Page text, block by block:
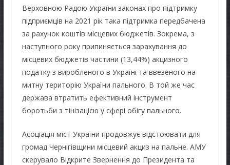
Верховною Радою України законах про підтримку
підприємців на 2021 рік така підтримка передбачена
за рахунок коштів місцевих бюджетів. Зокрема, з
наступного року припиняється зарахування до
місцевих бюджетів частини (13,44%) акцизного
податку з виробленого в Україні та ввезеного на
митну територію України пального. В той же час
держава втратить ефективний інструмент
боротьби з тінізацією у сфері обігу пального.
Асоціація міст України продовжує відстоювати для
громад Чернігівщини місцевий акциз на пальне. АМУ
скерувало Відкрите Звернення до Президента та